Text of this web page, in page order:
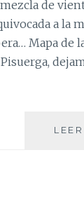
de
a la
Mapa de